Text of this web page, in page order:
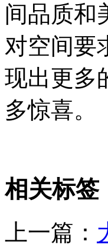
间品质和
对空间要
现出更多
多惊喜。
相关标签
上一篇：